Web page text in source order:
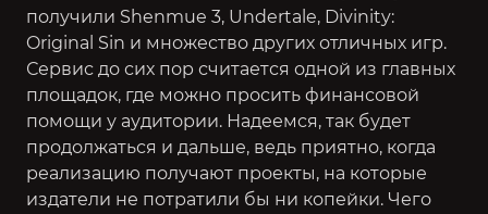
получили Shenmue 3, Undertale, Divinity:
Original Sin и множество других отличных игр.
Сервис до сих пор считается одной из главных
площадок, где можно просить финансовой
помощи у аудитории. Надеемся, так будет
продолжаться и дальше, ведь приятно, когда
реализацию получают проекты, на которые
издатели не потратили бы ни копейки. Чего